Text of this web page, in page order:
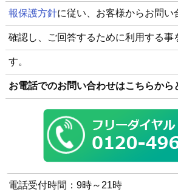
報保護方針に従い、お客様からお問い
確認し、ご回答するために利用する事
す。
お電話でのお問い合わせはこちらから
電話受付時間：9時～21時